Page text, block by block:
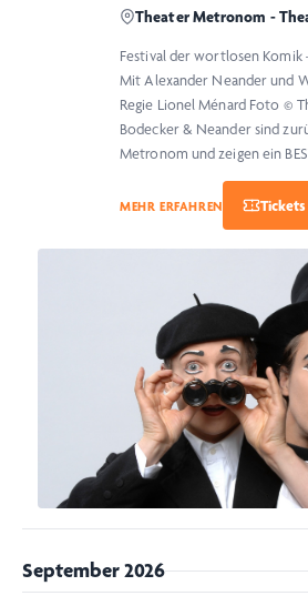
Theater Metronom -
Festival der wortlosen Komik
Mit Alexander Neander und
Regie Lionel Ménard Foto ©
Bodecker & Neander sind
Metronom und zeigen ein
MEHR ERFAHREN
September 2026